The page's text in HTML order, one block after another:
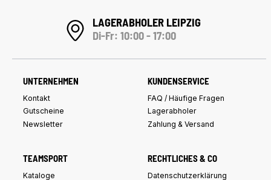
LAGERABHOLER LEIPZIG
Di-Fr: 10:00 - 17:00
UNTERNEHMEN
Kontakt
Gutscheine
Newsletter
KUNDENSERVICE
FAQ / Häufige Fragen
Lagerabholer
Zahlung & Versand
TEAMSPORT
Kataloge
RECHTLICHES & CO
Datenschutzerklärung